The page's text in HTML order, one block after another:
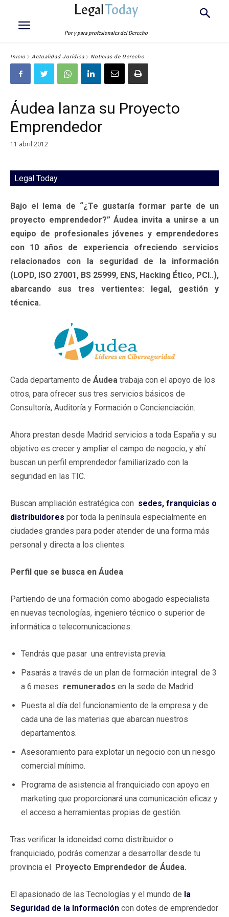
LegalToday
Por y para profesionales del Derecho
Inicio Actualidad Jurídica Noticias de Derecho
Áudea lanza su Proyecto
Emprendedor
11 abril 2012
Legal Today
Bajo el lema de “¿Te gustaría formar parte de un
proyecto emprendedor?” Áudea invita a unirse a un
equipo de profesionales jóvenes y emprendedores
con 10 años de experiencia ofreciendo servicios
relacionados con la seguridad de la información
(LOPD, ISO 27001, BS 25999, ENS, Hacking Ético, PCI..),
abarcando sus tres vertientes: legal, gestión y
técnica.
Cada departamento de Áudea trabaja con el apoyo de los
otros, para ofrecer sus tres servicios básicos de
Consultoría, Auditoría y Formación o Concienciación.
Ahora prestan desde Madrid servicios a toda España y su
objetivo es crecer y ampliar el campo de negocio, y ahí
buscan un perfil emprendedor familiarizado con la
seguridad en las TIC.
Buscan ampliación estratégica con sedes, franquicias o
distribuidores por toda la península especialmente en
ciudades grandes para poder atender de una forma más
personal y directa a los clientes.
Perfil que se busca en Áudea
Partiendo de una formación como abogado especialista
en nuevas tecnologías, ingeniero técnico o superior de
informática o telecomunicaciones:
Tendrás que pasar una entrevista previa.
Pasarás a través de un plan de formación integral: de 3
a 6 meses remunerados en la sede de Madrid.
Puesta al día del funcionamiento de la empresa y de
cada una de las materias que abarcan nuestros
departamentos.
Asesoramiento para explotar un negocio con un riesgo
comercial mínimo.
Programa de asistencia al franquiciado con apoyo en
marketing que proporcionará una comunicación eficaz y
el acceso a herramientas propias de gestión.
Tras verificar la idoneidad como distribuidor o
franquiciado, podrás comenzar a desarrollar desde tu
provincia el Proyecto Emprendedor de Áudea.
El apasionado de las Tecnologías y el mundo de la
Seguridad de la Información con dotes de emprendedor